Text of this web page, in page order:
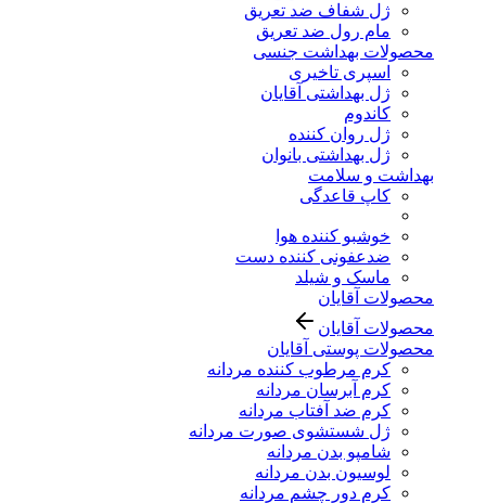
ژل شفاف ضد تعریق
مام رول ضد تعریق
محصولات بهداشت جنسی
اسپری تاخیری
ژل بهداشتی آقایان
کاندوم
ژل روان کننده
ژل بهداشتی بانوان
بهداشت و سلامت
کاپ قاعدگی
خوشبو کننده هوا
ضدعفونی کننده دست
ماسک و شیلد
محصولات آقایان
محصولات آقایان
محصولات پوستی آقایان
کرم مرطوب کننده مردانه
کرم آبرسان مردانه
کرم ضد آفتاب مردانه
ژل شستشوی صورت مردانه
شامپو بدن مردانه
لوسیون بدن مردانه
کرم دور چشم مردانه